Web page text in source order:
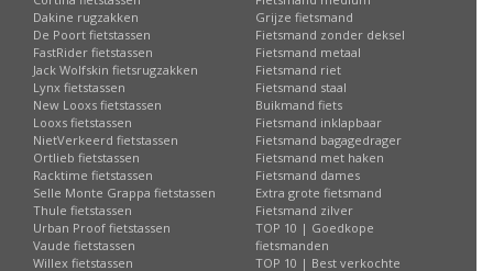
Dakine rugzakken
De Poort fietstassen
FastRider fietstassen
Jack Wolfskin fietsrugzakken
Lynx fietstassen
New Looxs fietstassen
Looxs fietstassen
NietVerkeerd fietstassen
Ortlieb fietstassen
Racktime fietstassen
Selle Monte Grappa fietstassen
Thule fietstassen
Urban Proof fietstassen
Vaude fietstassen
Willex fietstassen
Grijze fietsmand
Fietsmand zonder deksel
Fietsmand metaal
Fietsmand riet
Fietsmand staal
Buikmand fiets
Fietsmand inklapbaar
Fietsmand bagagedrager
Fietsmand met haken
Fietsmand dames
Extra grote fietsmand
Fietsmand zilver
TOP 10 | Goedkope
fietsmanden
TOP 10 | Best verkochte